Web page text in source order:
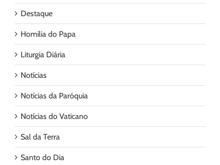
Destaque
Homilia do Papa
Liturgia Diária
Notícias
Notícias da Paróquia
Notícias do Vaticano
Sal da Terra
Santo do Dia